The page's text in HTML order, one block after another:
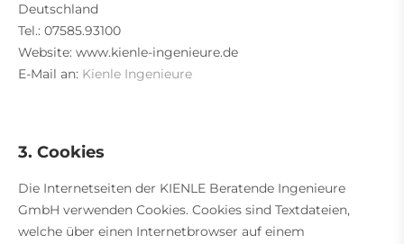
Deutschland
Tel.: 07585.93100
Website: www.kienle-ingenieure.de
E-Mail an: Kienle Ingenieure
3. Cookies
Die Internetseiten der KIENLE Beratende Ingenieure
GmbH verwenden Cookies. Cookies sind Textdateien,
welche über einen Internetbrowser auf einem